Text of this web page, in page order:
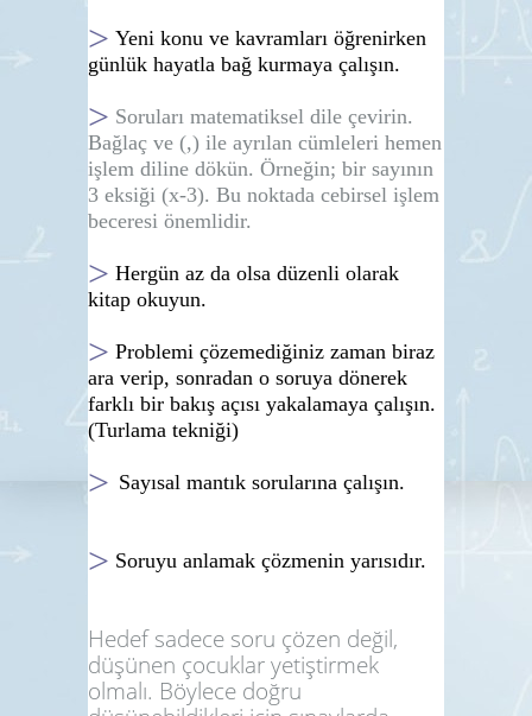
> Yeni konu ve kavramları öğrenirken
günlük hayatla bağ kurmaya çalışın.
> Soruları matematiksel dile çevirin.
Bağlaç ve (,) ile ayrılan cümleleri hemen
işlem diline dökün. Örneğin; bir sayının
3 eksiği (x-3). Bu noktada cebirsel işlem
beceresi önemlidir.
> Hergün az da olsa düzenli olarak
kitap okuyun.
> Problemi çözemediğiniz zaman biraz
ara verip, sonradan o soruya dönerek
farklı bir bakış açısı yakalamaya çalışın.
(Turlama tekniği)
> Sayısal mantık sorularına çalışın.
> Soruyu anlamak çözmenin yarısıdır.
Hedef sadece soru çözen değil,
düşünen çocuklar yetiştirmek
olmalı. Böylece doğru